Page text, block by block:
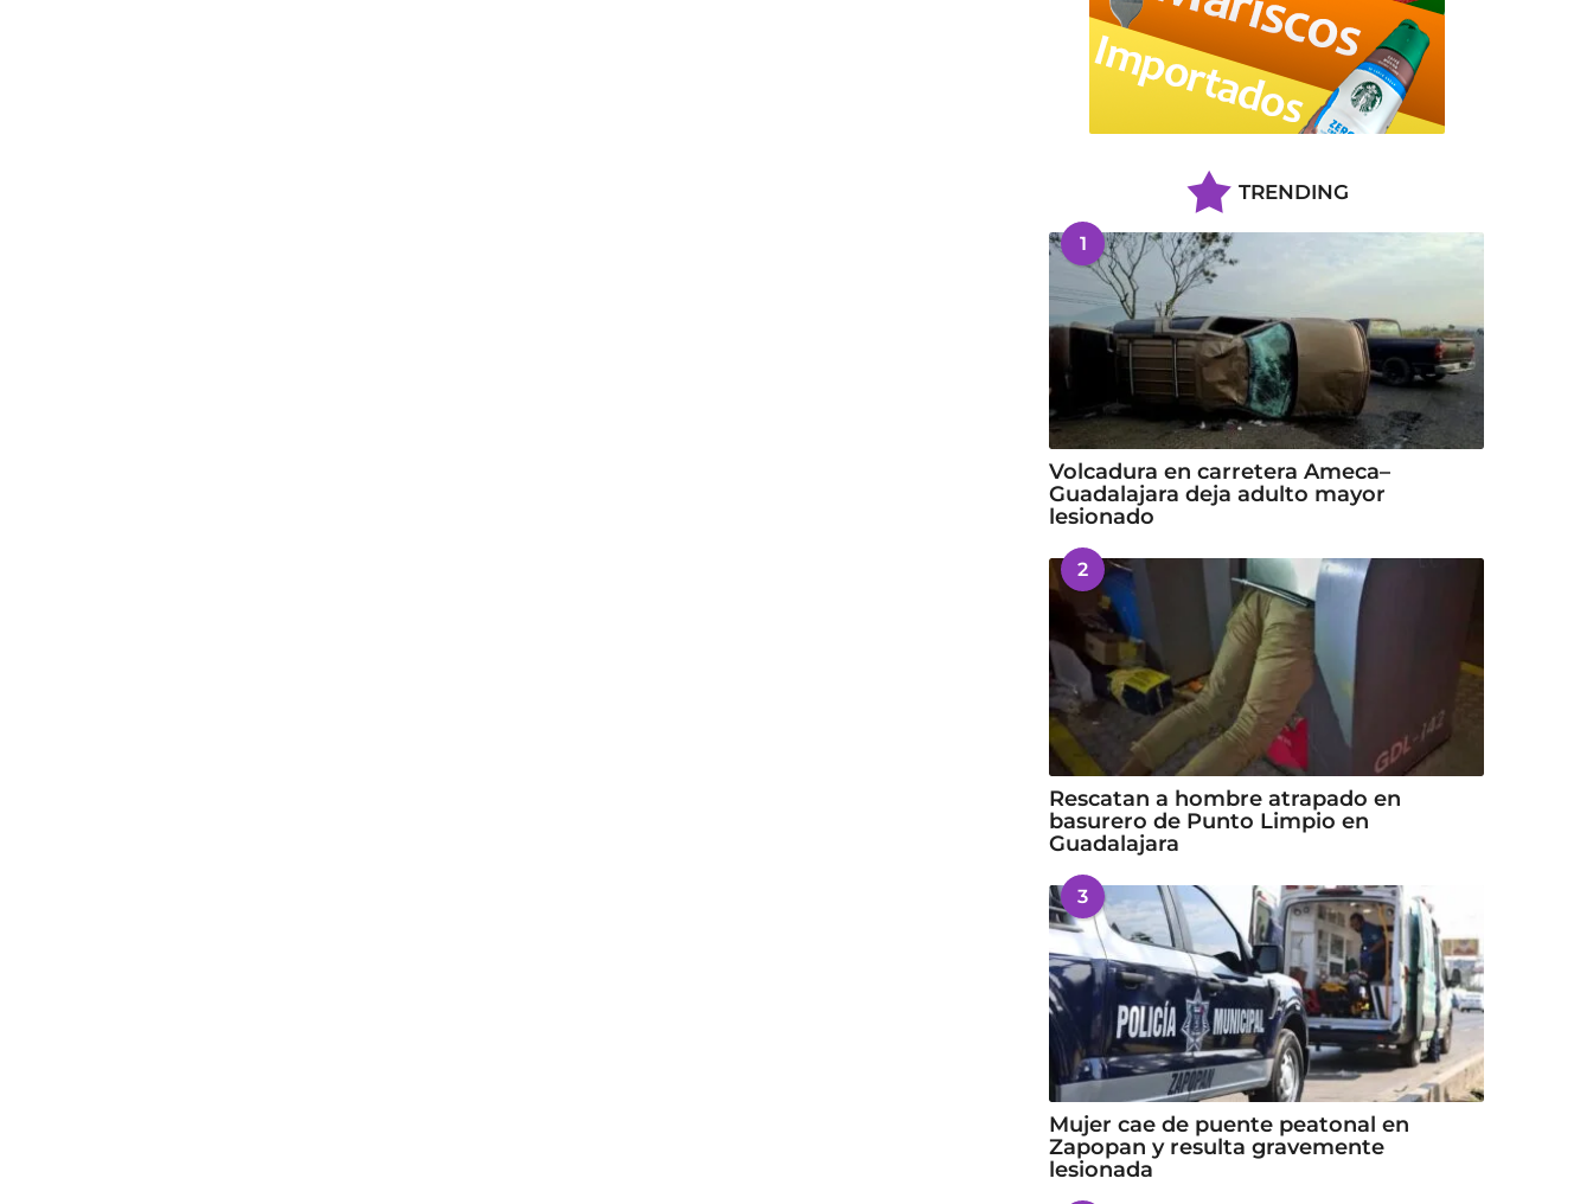
TRENDING
1
Volcadura en carretera Ameca–
Guadalajara deja adulto mayor
lesionado
2
Rescatan a hombre atrapado en
basurero de Punto Limpio en
Guadalajara
3
Mujer cae de puente peatonal en
Zapopan y resulta gravemente
lesionada